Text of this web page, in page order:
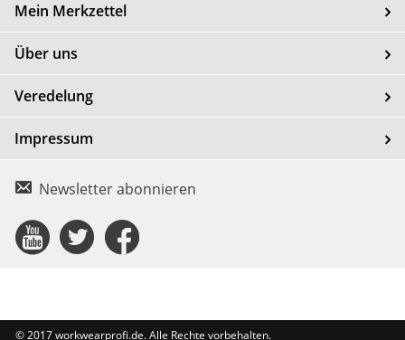
Mein Merkzettel
Über uns
Veredelung
Impressum
Newsletter abonnieren
ConnectConnect
Connect
© 2017 workwearprofi.de. Alle Rechte vorbehalten.